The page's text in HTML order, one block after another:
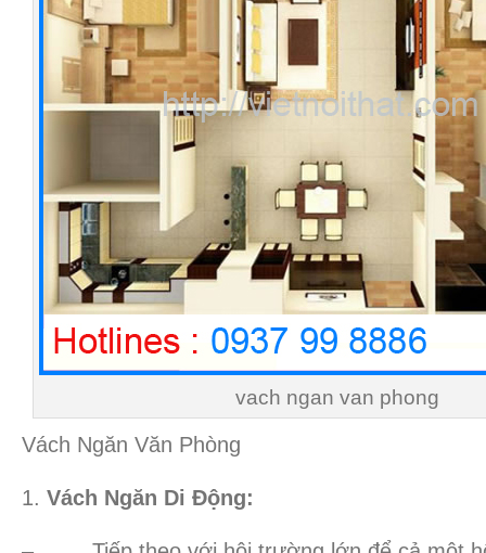
vach ngan van phong
Vách Ngăn Văn Phòng
Vách Ngăn Di Động: